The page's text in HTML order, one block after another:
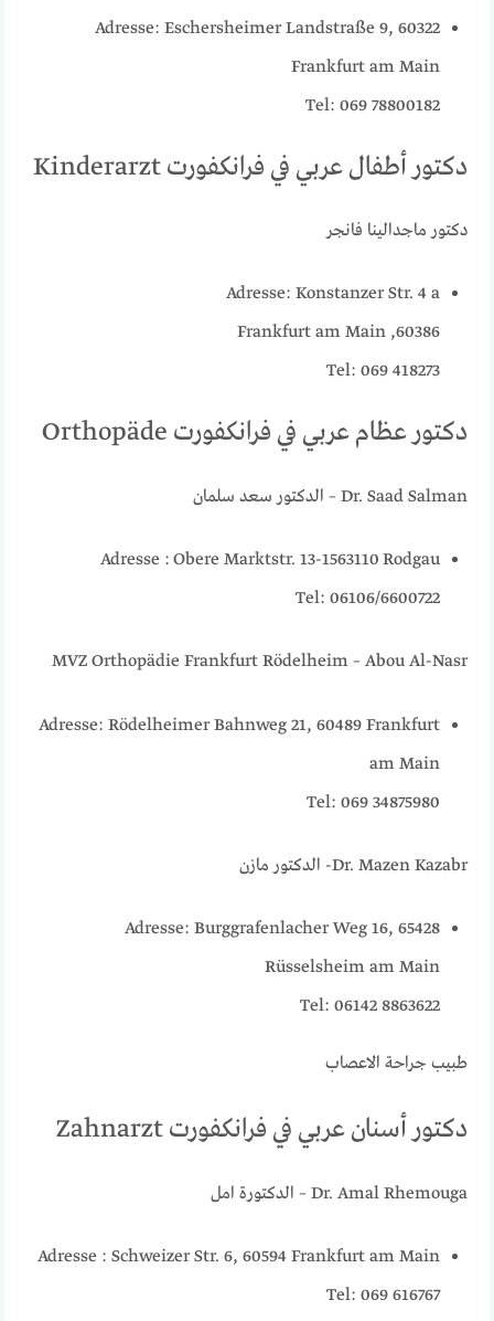
Adresse: Eschersheimer Landstraße 9, 60322
Frankfurt am Main
Tel: 069 78800182
دكتور أطفال عربي في فرانكفورت Kinderarzt
دكتور ماجدالينا فانجر
Adresse: Konstanzer Str. 4 a
60386, Frankfurt am Main
Tel: 069 418273
دكتور عظام عربي في فرانكفورت Orthopäde
Dr. Saad Salman – الدكتور سعد سلمان
Adresse : Obere Marktstr. 13-1563110 Rodgau
Tel: 06106/6600722
MVZ Orthopädie Frankfurt Rödelheim – Abou Al-Nasr
Adresse: Rödelheimer Bahnweg 21, 60489 Frankfurt
am Main
Tel: 069 34875980
Dr. Mazen Kazabr- الدكتور مازن
Adresse: Burggrafenlacher Weg 16, 65428
Rüsselsheim am Main
Tel: 06142 8863622
طبيب جراحة الاعصاب
دكتور أسنان عربي في فرانكفورت Zahnarzt
Dr. Amal Rhemouga – الدكتورة امل
Adresse : Schweizer Str. 6, 60594 Frankfurt am Main
Tel: 069 616767